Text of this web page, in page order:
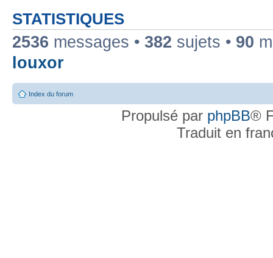
STATISTIQUES
2536 messages • 382 sujets • 90
louxor
Index du forum
Propulsé par phpBB®
Traduit en